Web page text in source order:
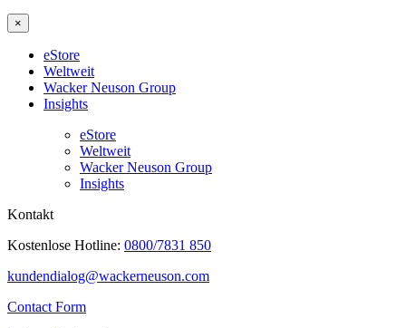
×
eStore
Weltweit
Wacker Neuson Group
Insights
eStore
Weltweit
Wacker Neuson Group
Insights
Kontakt
Kostenlose Hotline: 0800/7831 850
kundendialog@wackerneuson.com
Contact Form